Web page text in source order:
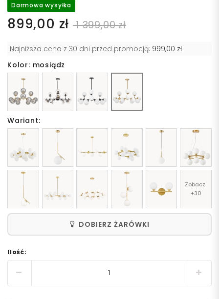
Darmowa wysyłka
899,00 zł 1 399,00 zł
Najniższa cena z 30 dni przed promocją: 999,00 zł
Kolor: mosiądz
Wariant:
Zobacz
+30
DOBIERZ ŻARÓWKI
Ilość: